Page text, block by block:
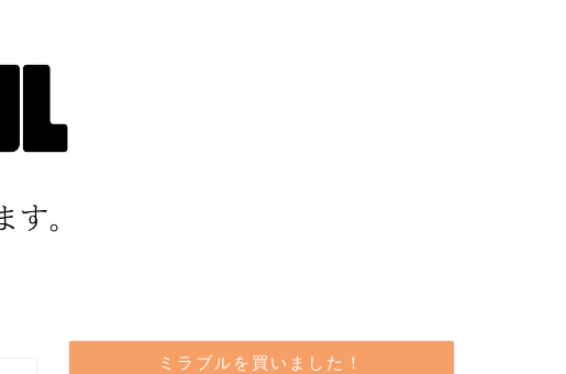
ミラブルを買いました！